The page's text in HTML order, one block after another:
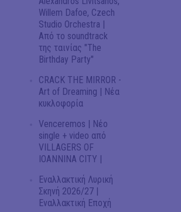
Willem Dafoe, Czech
Studio Orchestra |
Από το soundtrack
της ταινίας "The
Birthday Party"
CRACK THE MIRROR -
Art of Dreaming | Νέα
κυκλοφορία
Venceremos | Νέο
single + video από
VILLAGERS OF
IOANNINA CITY |
Εναλλακτική Λυρική
Σκηνή 2026/27 |
Εναλλακτική Εποχή